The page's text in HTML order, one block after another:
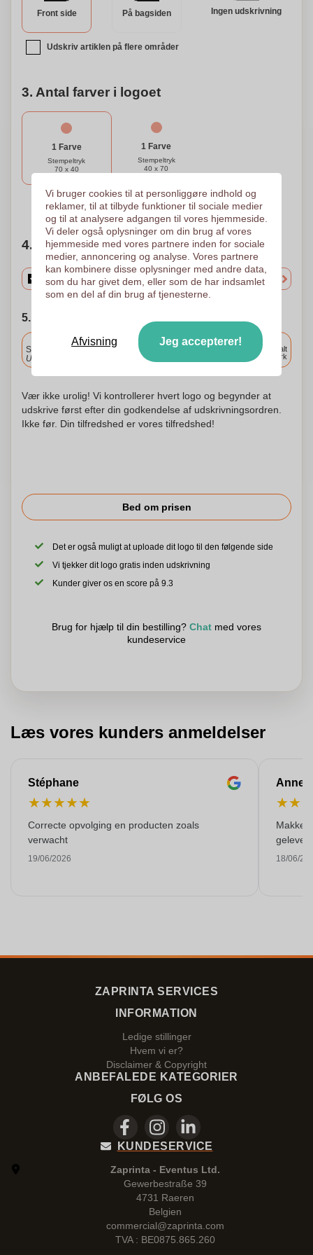
Front side På bagsiden Ingen udskrivning
Udskriv artiklen på flere områder
3. Antal farver i logoet
1 Farve
Stempeltryk
70 x 40
1 Farve
Stempeltryk
40 x 70
Brug for hjælp?Hjælp mig med at vælge
4. Vælg mængden
5. Vælg forsendelsesdato
Inkluderet
Standard levering
Upload og godkend dine filer i morgen før 9:30.
Levering overalt
i Danmark
Vær ikke urolig! Vi kontrollerer hvert logo og begynder at
udskrive først efter din godkendelse af udskrivningsordren.
Ikke før. Din tilfredshed er vores tilfredshed!
Bed om prisen
Det er også muligt at uploade dit logo til den følgende side
Vi tjekker dit logo gratis inden udskrivning
Kunder giver os en score på 9.3
Brug for hjælp til din bestilling? Chat med vores
kundeservice
Læs vores kunders anmeldelser
Stéphane
★★★★★
Correcte opvolging en producten zoals
verwacht
19/06/2026
Anne-
★★
18/06/
ZAPRINTA SERVICES
INFORMATION
Ledige stillinger
Hvem vi er?
Disclaimer & Copyright
ANBEFALEDE KATEGORIER
FØLG OS
KUNDESERVICE
Zaprinta - Eventus Ltd.
Gewerbestraße 39
4731 Raeren
Belgien
commercial@zaprinta.com
TVA : BE0875.865.260
Vi bruger cookies til at personliggøre indhold og
reklamer, til at tilbyde funktioner til sociale medier
og til at analysere adgangen til vores hjemmeside.
Vi deler også oplysninger om din brug af vores
hjemmeside med vores partnere inden for sociale
medier, annoncering og analyse. Vores partnere
kan kombinere disse oplysninger med andre data,
som du har givet dem, eller som de har indsamlet
som en del af din brug af tjenesterne.
Afvisning Jeg accepterer!